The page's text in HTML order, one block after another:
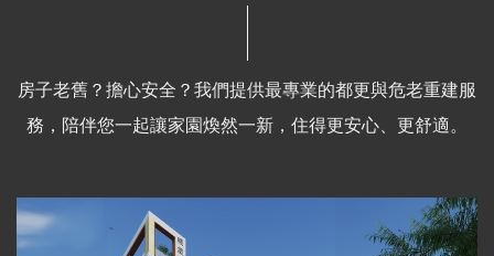
房子老舊？擔心安全？我們提供最專業的都更與危老重建服
務，陪伴您一起讓家園煥然一新，住得更安心、更舒適。